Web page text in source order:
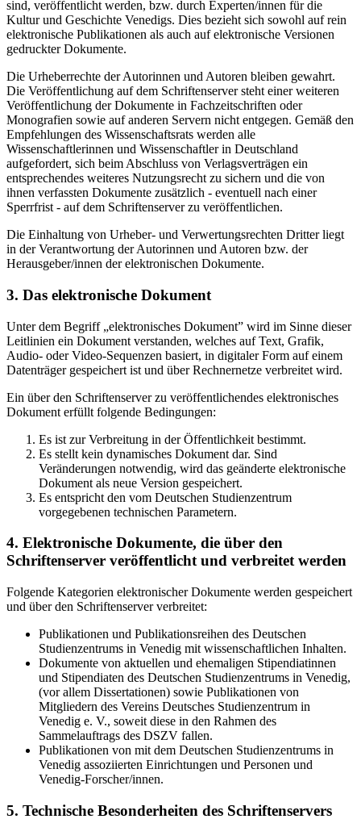
sind, veröffentlicht werden, bzw. durch Experten/innen für die
Kultur und Geschichte Venedigs. Dies bezieht sich sowohl auf rein
elektronische Publikationen als auch auf elektronische Versionen
gedruckter Dokumente.
Die Urheberrechte der Autorinnen und Autoren bleiben gewahrt.
Die Veröffentlichung auf dem Schriftenserver steht einer weiteren
Veröffentlichung der Dokumente in Fachzeitschriften oder
Monografien sowie auf anderen Servern nicht entgegen. Gemäß den
Empfehlungen des Wissenschaftsrats werden alle
Wissenschaftlerinnen und Wissenschaftler in Deutschland
aufgefordert, sich beim Abschluss von Verlagsverträgen ein
entsprechendes weiteres Nutzungsrecht zu sichern und die von
ihnen verfassten Dokumente zusätzlich - eventuell nach einer
Sperrfrist - auf dem Schriftenserver zu veröffentlichen.
Die Einhaltung von Urheber- und Verwertungsrechten Dritter liegt
in der Verantwortung der Autorinnen und Autoren bzw. der
Herausgeber/innen der elektronischen Dokumente.
3. Das elektronische Dokument
Unter dem Begriff „elektronisches Dokument” wird im Sinne dieser
Leitlinien ein Dokument verstanden, welches auf Text, Grafik,
Audio- oder Video-Sequenzen basiert, in digitaler Form auf einem
Datenträger gespeichert ist und über Rechnernetze verbreitet wird.
Ein über den Schriftenserver zu veröffentlichendes elektronisches
Dokument erfüllt folgende Bedingungen:
Es ist zur Verbreitung in der Öffentlichkeit bestimmt.
Es stellt kein dynamisches Dokument dar. Sind
Veränderungen notwendig, wird das geänderte elektronische
Dokument als neue Version gespeichert.
Es entspricht den vom Deutschen Studienzentrum
vorgegebenen technischen Parametern.
4. Elektronische Dokumente, die über den
Schriftenserver veröffentlicht und verbreitet werden
Folgende Kategorien elektronischer Dokumente werden gespeichert
und über den Schriftenserver verbreitet:
Publikationen und Publikationsreihen des Deutschen
Studienzentrums in Venedig mit wissenschaftlichen Inhalten.
Dokumente von aktuellen und ehemaligen Stipendiatinnen
und Stipendiaten des Deutschen Studienzentrums in Venedig,
(vor allem Dissertationen) sowie Publikationen von
Mitgliedern des Vereins Deutsches Studienzentrum in
Venedig e. V., soweit diese in den Rahmen des
Sammelauftrags des DSZV fallen.
Publikationen von mit dem Deutschen Studienzentrums in
Venedig assoziierten Einrichtungen und Personen und
Venedig-Forscher/innen.
5. Technische Besonderheiten des Schriftenservers